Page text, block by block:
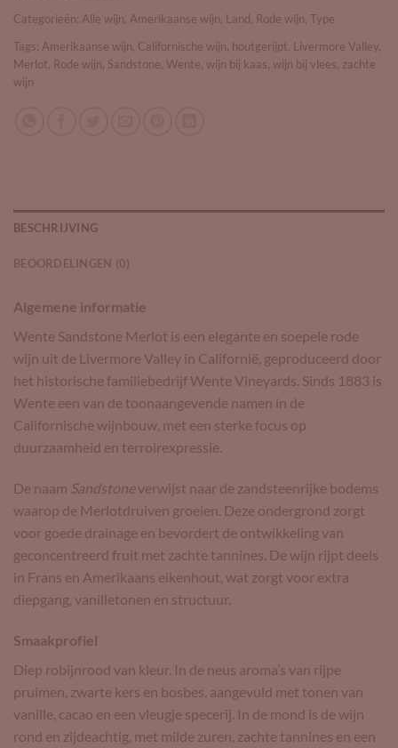
Categorieën: Alle wijn, Amerikaanse wijn, Land, Rode wijn, Type
Tags: Amerikaanse wijn, Californische wijn, houtgerijpt, Livermore Valley,
Merlot, Rode wijn, Sandstone, Wente, wijn bij kaas, wijn bij vlees, zachte
wijn
BESCHRIJVING
BEOORDELINGEN (0)
Algemene informatie
Wente Sandstone Merlot is een elegante en soepele rode
wijn uit de Livermore Valley in Californië, geproduceerd door
het historische familiebedrijf Wente Vineyards. Sinds 1883 is
Wente een van de toonaangevende namen in de
Californische wijnbouw, met een sterke focus op
duurzaamheid en terroirexpressie.
De naam Sandstoneverwijst naar de zandsteenrijke bodems
waarop de Merlotdruiven groeien. Deze ondergrond zorgt
voor goede drainage en bevordert de ontwikkeling van
geconcentreerd fruit met zachte tannines. De wijn rijpt deels
in Frans en Amerikaans eikenhout, wat zorgt voor extra
diepgang, vanilletonen en structuur.
Smaakprofiel
Diep robijnrood van kleur. In de neus aroma’s van rijpe
pruimen, zwarte kers en bosbes, aangevuld met tonen van
vanille, cacao en een vleugje specerij. In de mond is de wijn
rond en zijdeachtig, met milde zuren, zachte tannines en een